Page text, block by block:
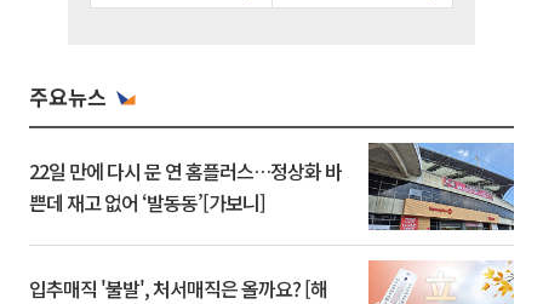
주요뉴스
22일 만에 다시 문 연 홈플러스…정상화 바
쁜데 재고 없어 ‘발동동’[가보니]
입추매직 '불발', 처서매직은 올까요? [해